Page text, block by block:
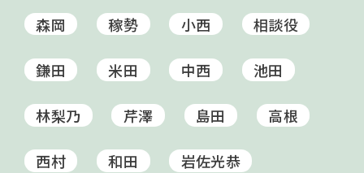
森岡 稼勢 小西 相談役
鎌田 米田 中西 池田
林梨乃 芹澤 島田 高根
西村 和田 岩佐光恭